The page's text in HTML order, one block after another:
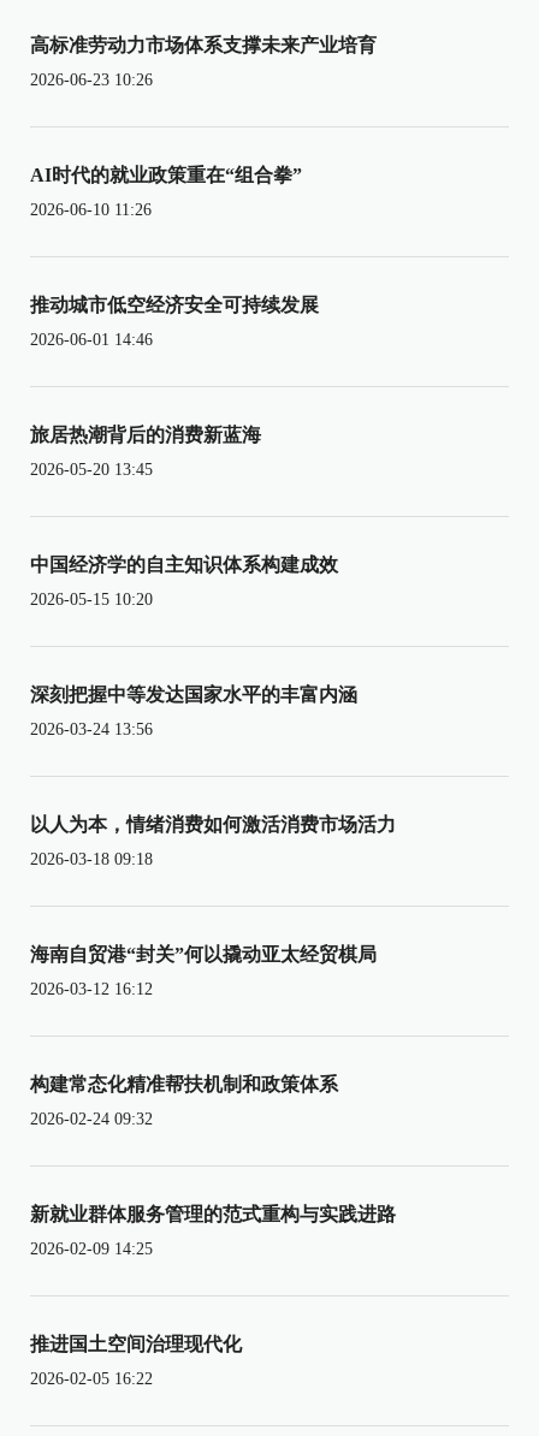
高标准劳动力市场体系支撑未来产业培育
2026-06-23 10:26
AI时代的就业政策重在“组合拳”
2026-06-10 11:26
推动城市低空经济安全可持续发展
2026-06-01 14:46
旅居热潮背后的消费新蓝海
2026-05-20 13:45
中国经济学的自主知识体系构建成效
2026-05-15 10:20
深刻把握中等发达国家水平的丰富内涵
2026-03-24 13:56
以人为本，情绪消费如何激活消费市场活力
2026-03-18 09:18
海南自贸港“封关”何以撬动亚太经贸棋局
2026-03-12 16:12
构建常态化精准帮扶机制和政策体系
2026-02-24 09:32
新就业群体服务管理的范式重构与实践进路
2026-02-09 14:25
推进国土空间治理现代化
2026-02-05 16:22